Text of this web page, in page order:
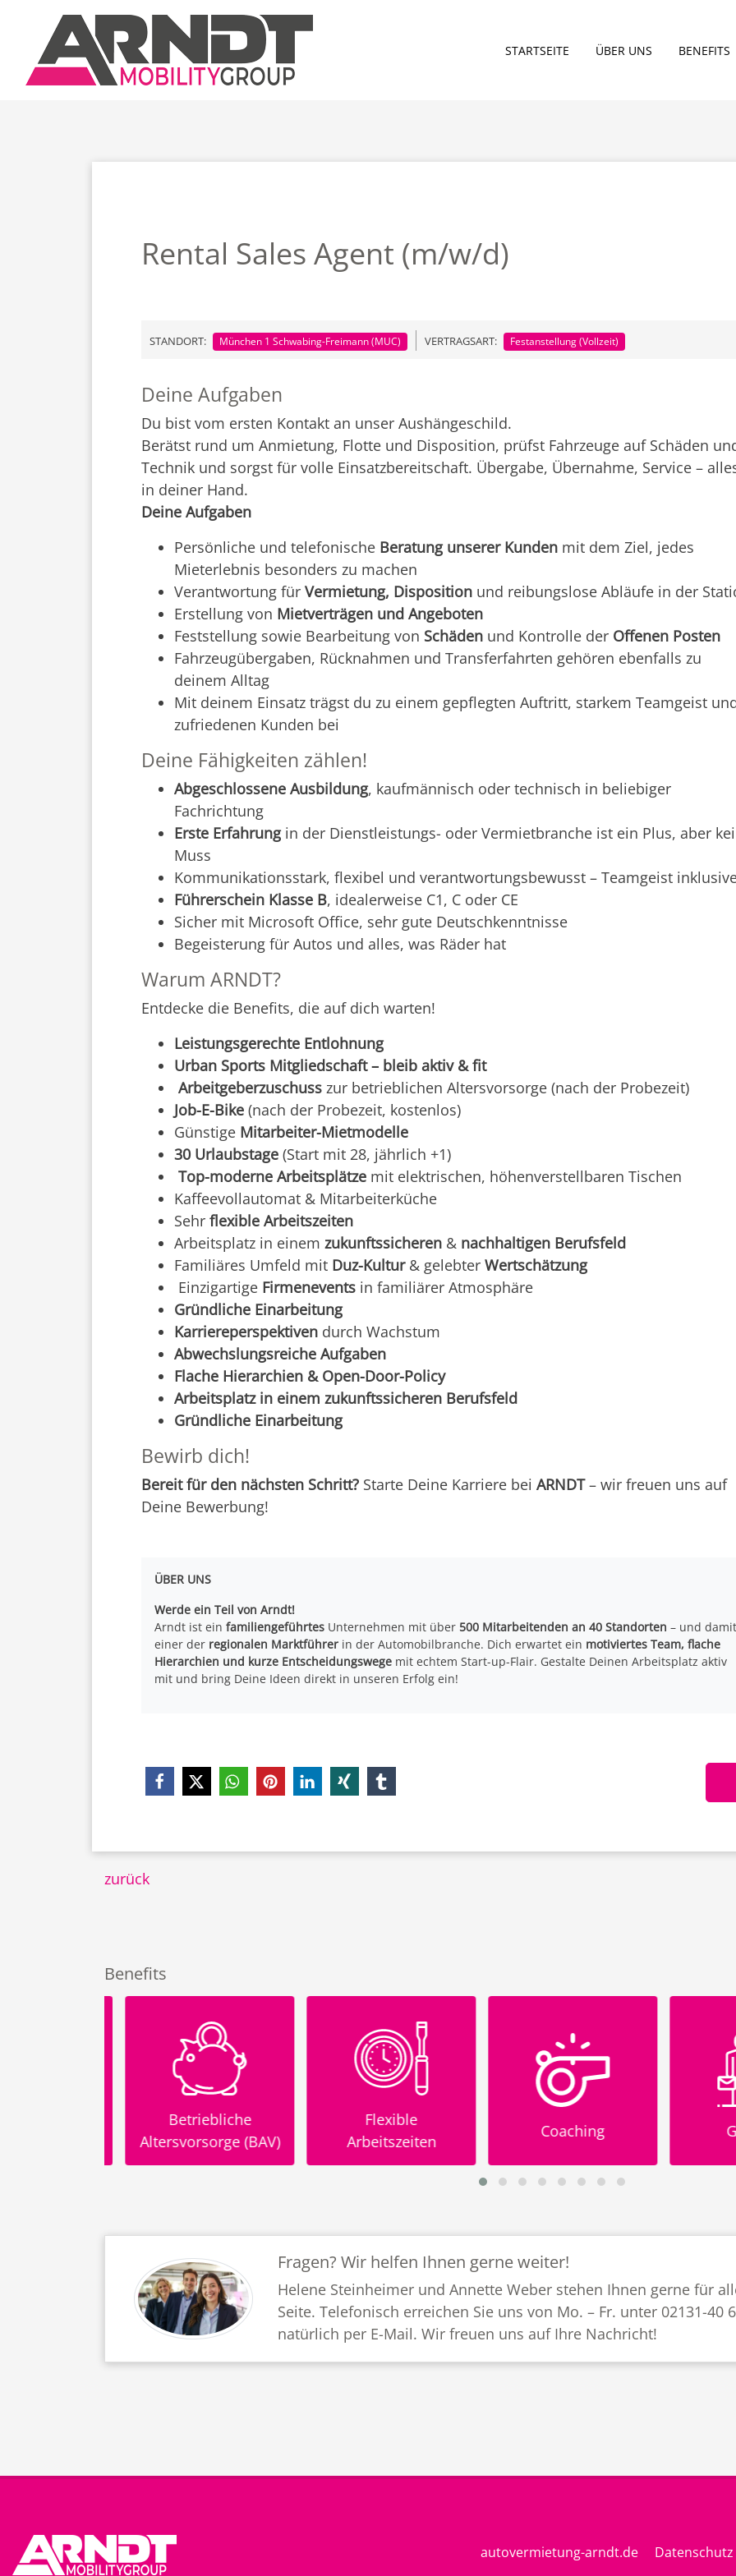
Zum Inhalt springen
STARTSEITE ÜBER UNS BENEFITS
Rental Sales Agent (m/w/d)
STANDORT: München 1 Schwabing-Freimann (MUC) VERTRAGSART: Festanstellung (Vollzeit)
Deine Aufgaben
Du bist vom ersten Kontakt an unser Aushängeschild.
Berätst rund um Anmietung, Flotte und Disposition, prüfst Fahrzeuge auf Schäden
Technik und sorgst für volle Einsatzbereitschaft. Übergabe, Übernahme, Service –
in deiner Hand.
Deine Aufgaben
Persönliche und telefonische Beratung unserer Kunden mit dem Ziel, jedes
Mieterlebnis besonders zu machen
Verantwortung für Vermietung, Disposition und reibungslose Abläufe in der
Erstellung von Mietverträgen und Angeboten
Feststellung sowie Bearbeitung von Schäden und Kontrolle der Offenen Posten
Fahrzeugübergaben, Rücknahmen und Transferfahrten gehören ebenfalls zu
deinem Alltag
Mit deinem Einsatz trägst du zu einem gepflegten Auftritt, starkem Teamgeist
zufriedenen Kunden bei
Deine Fähigkeiten zählen!
Abgeschlossene Ausbildung, kaufmännisch oder technisch in beliebiger
Fachrichtung
Erste Erfahrung in der Dienstleistungs- oder Vermietbranche ist ein Plus, aber
Muss
Kommunikationsstark, flexibel und verantwortungsbewusst – Teamgeist
Führerschein Klasse B, idealerweise C1, C oder CE
Sicher mit Microsoft Office, sehr gute Deutschkenntnisse
Begeisterung für Autos und alles, was Räder hat
Warum ARNDT?
Entdecke die Benefits, die auf dich warten!
Leistungsgerechte Entlohnung
Urban Sports Mitgliedschaft – bleib aktiv & fit
Arbeitgeberzuschuss zur betrieblichen Altersvorsorge (nach der Probezeit)
Job-E-Bike (nach der Probezeit, kostenlos)
Günstige Mitarbeiter-Mietmodelle
30 Urlaubstage (Start mit 28, jährlich +1)
Top-moderne Arbeitsplätze mit elektrischen, höhenverstellbaren Tischen
Kaffeevollautomat & Mitarbeiterküche
Sehr flexible Arbeitszeiten
Arbeitsplatz in einem zukunftssicheren & nachhaltigen Berufsfeld
Familiäres Umfeld mit Duz-Kultur& gelebter Wertschätzung
Einzigartige Firmenevents in familiärer Atmosphäre
Gründliche Einarbeitung
Karriereperspektiven durch Wachstum
Abwechslungsreiche Aufgaben
Flache Hierarchien & Open-Door-Policy
Arbeitsplatz in einem zukunftssicheren Berufsfeld
Gründliche Einarbeitung
Bewirb dich!
Bereit für den nächsten Schritt? Starte Deine Karriere bei ARNDT– wir freuen uns auf
Deine Bewerbung!
ÜBER UNS
Werde ein Teil von Arndt!
Arndt ist ein familiengeführtes Unternehmen mit über 500 Mitarbeitenden an 40 Standorten – und damit
einer der regionalen Marktführer in der Automobilbranche. Dich erwartet ein motiviertes Team, flache
Hierarchien und kurze Entscheidungswege mit echtem Start-up-Flair. Gestalte Deinen Arbeitsplatz aktiv
mit und bring Deine Ideen direkt in unseren Erfolg ein!
zurück
Benefits
Betriebliche
Altersvorsorge (BAV)
Flexible
Arbeitszeiten
Coaching
Fragen? Wir helfen Ihnen gerne weiter!
Helene Steinheimer und Annette Weber stehen Ihnen gerne für
Seite. Telefonisch erreichen Sie uns von Mo. – Fr. unter 02131-40
natürlich per E-Mail. Wir freuen uns auf Ihre Nachricht!
autovermietung-arndt.de Datenschutz